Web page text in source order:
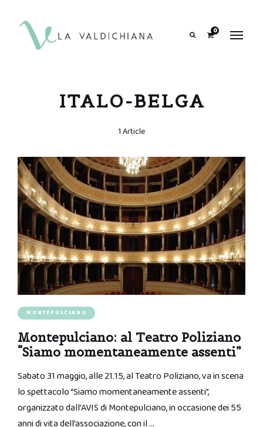
0
ITALO-BELGA
1 Article
MONTEPULCIANO
Montepulciano: al Teatro Poliziano
“Siamo momentaneamente assenti”
Sabato 31 maggio, alle 21.15, al Teatro Poliziano, va in scena
lo spettacolo “Siamo momentaneamente assenti”,
organizzato dall’AVIS di Montepulciano, in occasione dei 55
anni di vita dell’associazione, con il …